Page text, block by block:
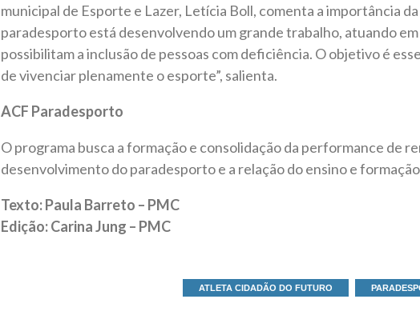
municipal de Esporte e Lazer, Letícia Boll, comenta a importância
paradesporto está desenvolvendo um grande trabalho, atuando
possibilitam a inclusão de pessoas com deficiência. O objetivo é
de vivenciar plenamente o esporte”, salienta.
ACF Paradesporto
O programa busca a formação e consolidação da performance de
desenvolvimento do paradesporto e a relação do ensino e
Texto: Paula Barreto – PMC
Edição: Carina Jung – PMC
ATLETA CIDADÃO DO FUTURO